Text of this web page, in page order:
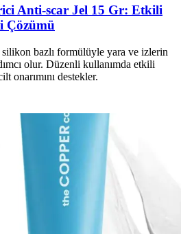
Anti-scar Jel 15 Gr: Etkili
Çözümü
bazlı formülüyle yara ve izlerin
olur. Düzenli kullanımda etkili
onarımını destekler.